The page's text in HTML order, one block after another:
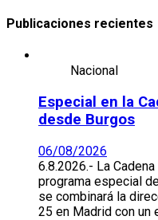
Publicaciones recientes
Nacional
Especial en la
desde Burgos
06/08/2026
6.8.2026.- La
programa especial
se combinará la
25 en Madrid con un